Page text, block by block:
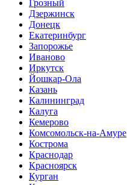
Грозный
Дзержинск
Донецк
Екатеринбург
Запорожье
Иваново
Иркутск
Йошкар-Ола
Казань
Калининград
Калуга
Кемерово
Комсомольск-на-Амуре
Кострома
Краснодар
Красноярск
Курган